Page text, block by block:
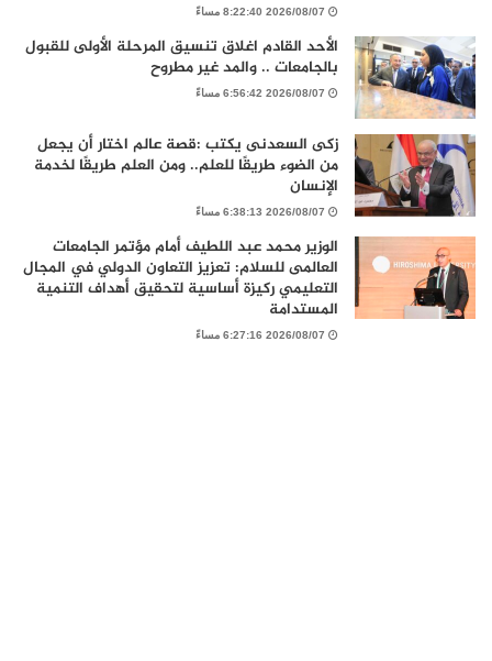
2026/08/07 8:22:40 مساءً
الأحد القادم اغلاق تنسيق المرحلة الأولى للقبول
بالجامعات .. والمد غير مطروح
2026/08/07 6:56:42 مساءً
زكى السعدنى يكتب :قصة عالم اختار أن يجعل
من الضوء طريقًا للعلم.. ومن العلم طريقًا لخدمة
الإنسان
2026/08/07 6:38:13 مساءً
الوزير محمد عبد اللطيف أمام مؤتمر الجامعات
العالمى للسلام: تعزيز التعاون الدولي في المجال
التعليمي ركيزة أساسية لتحقيق أهداف التنمية
المستدامة
2026/08/07 6:27:16 مساءً